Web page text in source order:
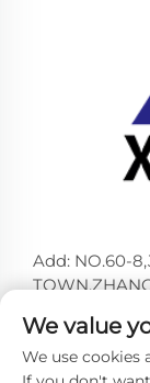
Add: NO.60-
전화: +86-
이메일:[email
We value
We use cookies